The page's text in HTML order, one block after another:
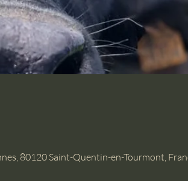
80120 Saint-Quentin-en-Tourmont,